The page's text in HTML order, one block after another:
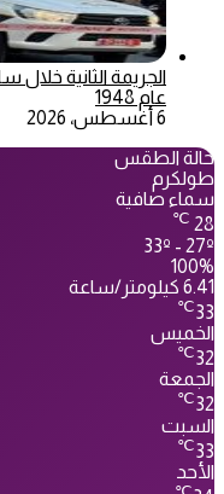
الجريمة الثانية
عام 1948
6 أغسطس، 2026
حالة الطقس
طولكرم
سماء صافية
28
℃
33º - 27º
100%
6.41 كيلومتر/ساعة
33
℃
الخميس
32
℃
الجمعة
32
℃
السبت
33
℃
الأحد